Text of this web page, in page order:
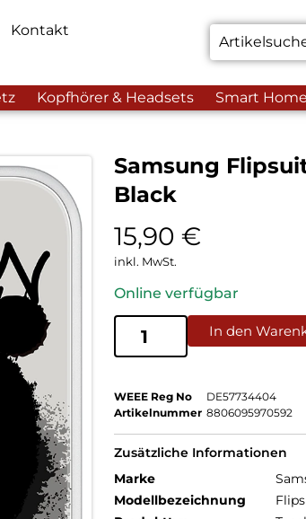
Kontakt
Kopfhörer & Headsets Smart
Samsung
Black
15,90 €
inkl. MwSt.
Online verfügbar
In den
WEEE Reg No
DE57734404
Artikelnummer 8806095970592
Zusätzliche Informationen
Marke
Modellbezeichnung